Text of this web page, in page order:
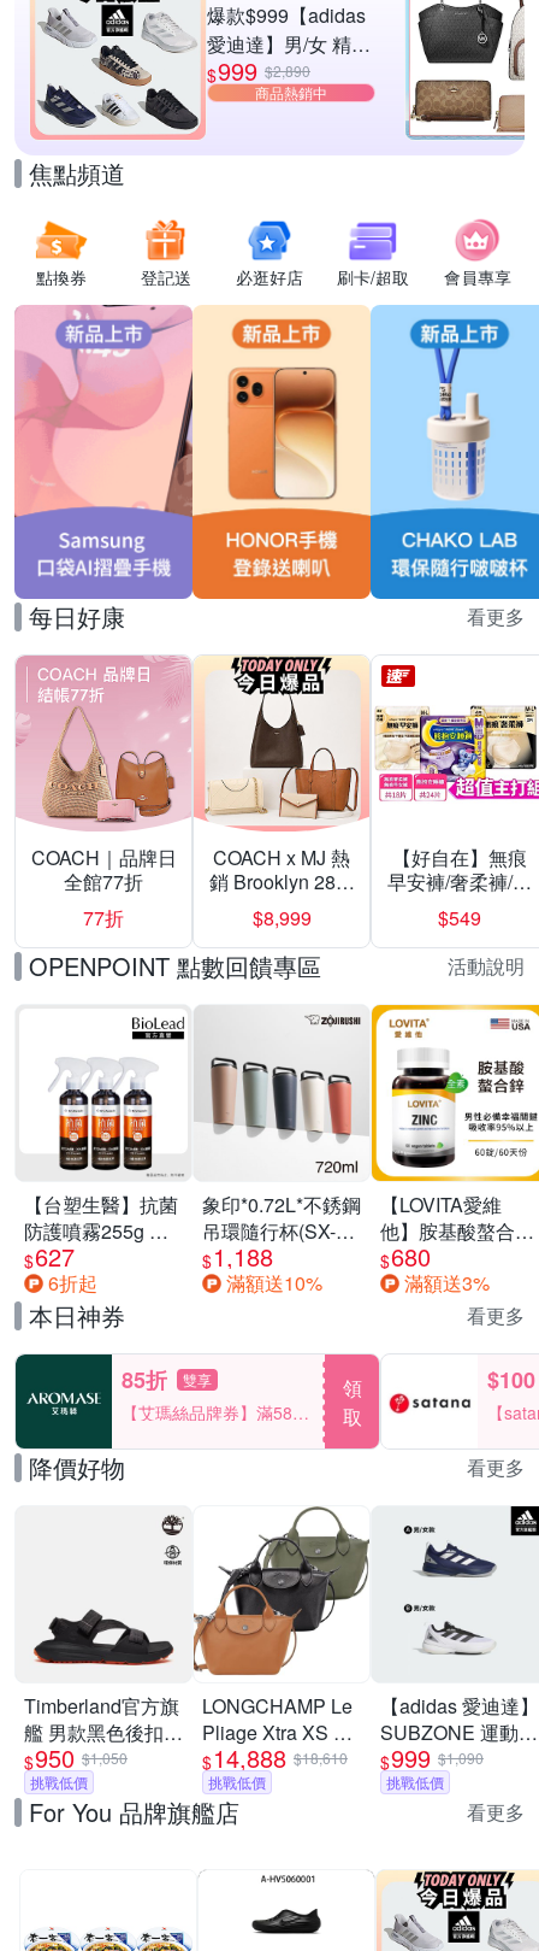
爆款$999【adidas
愛迪達】男/女 精選
運動鞋休閒鞋 任選
均一價
$999 $2,890
商品熱銷中
焦點頻道
點換券 登記送 必逛好店 刷卡/超取 會員專享
每日好康 看更多
COACH｜品牌日
全館77折
77折
COACH x MJ 熱
銷 Brooklyn 28／
兩用／斜背包均
一價-多款可選
$8,999
【好自在】無痕
早安褲/奢柔褲/熊
抱安睡褲 超值組
任選一組 -生理
褲/衛生棉褲(無痕
褲18片、安睡褲
24片)
$549
OPENPOINT 點數回饋專區 活動說明
【台塑生醫】抗菌
防護噴霧255g 三
入組
$627
6折起
象印*0.72L*不銹鋼
吊環隨行杯(SX-
LA72H)
$1,188
滿額送10%
【LOVITA愛維
他】胺基酸螯合鋅
x2瓶30mg素食錠
(鋅錠)
$680
滿額送3%
本日神券 看更多
85折 雙享
【艾瑪絲品牌券】滿580
領
取
$100
【
降價好物 看更多
Timberland官方旗
艦 男款黑色後扣式
涼鞋|A6DPPETY
$950 $1,050
挑戰低價
LONGCHAMP Le
Pliage Xtra XS 奔
馬烙印牛皮斜背水
餃包-多色可選
$14,888 $18,610
挑戰低價
【adidas 愛迪達】
SUBZONE 運動鞋
高機能籃球鞋 男鞋
(多款任選)
$999 $1,090
挑戰低價
For You 品牌旗艦店 看更多